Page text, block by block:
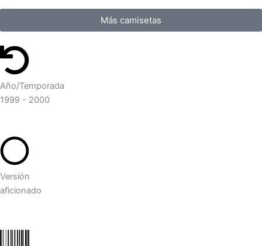
Más camisetas
Año/Temporada
1999 - 2000
Versión
aficionado